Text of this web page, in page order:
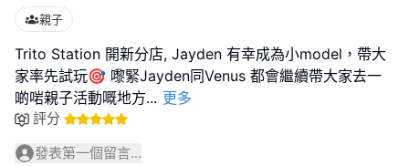
親子
Trito Station 開新分店, Jayden 有幸成為小model，帶大
家率先試玩🎯 嚟緊Jayden同Venus 都會繼續帶大家去一
啲啱親子活動嘅地方... 更多
評分
發表第一個留言...